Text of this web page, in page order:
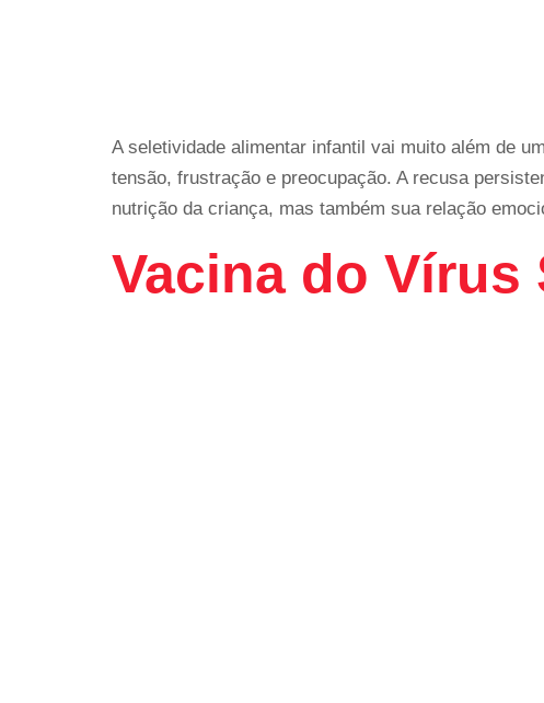
A seletividade alimentar infantil vai muito além de
tensão, frustração e preocupação. A recusa
nutrição da criança, mas também sua relação
Vacina do